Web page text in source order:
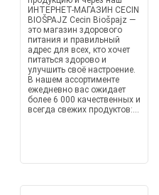
ИНТЕРНЕТ-МАГАЗИН CECIN
BIOŠPAJZ Cecin Biošpajz —
это магазин здорового
питания и правильный
адрес для всех, кто хочет
питаться здорово и
улучшить своё настроение.
В нашем ассортименте
ежедневно вас ожидает
более 6 000 качественных и
всегда свежих продуктов:...